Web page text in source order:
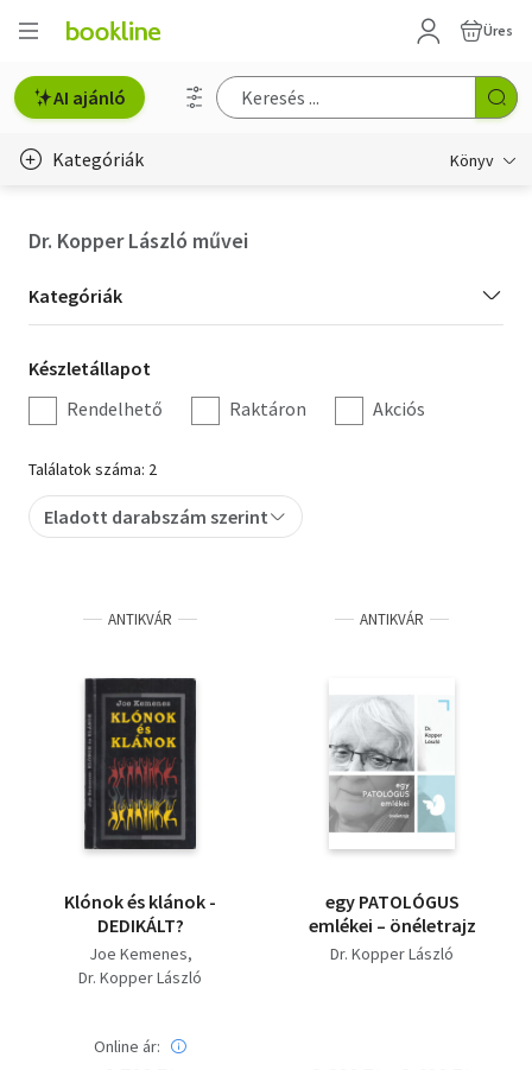
Üres
AI ajánló
Kategóriák Könyv
Hobbi, szabadidő
Irodalom
Művészet
Szakkönyv
Tankönyv, segédkönyv
Társadalomtudomány
Természettudomány
Történelem
Dr. Kopper László művei
Kategória
szűrés
Kategóriák
Készletállapot
szűrés
Készletállapot
Rendelhető
Raktáron Akciós
Találatok száma: 2
Eladott darabszám szerint
ANTIKVÁR
Klónok és klánok -
DEDIKÁLT?
Joe Kemenes
Dr. Kopper László
Online ár:
ANTIKVÁR
egy PATOLÓGUS
emlékei – önéletrajz
Dr. Kopper László